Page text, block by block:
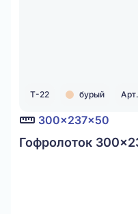
Т-22 бурый
300x237x50
Гофролоток